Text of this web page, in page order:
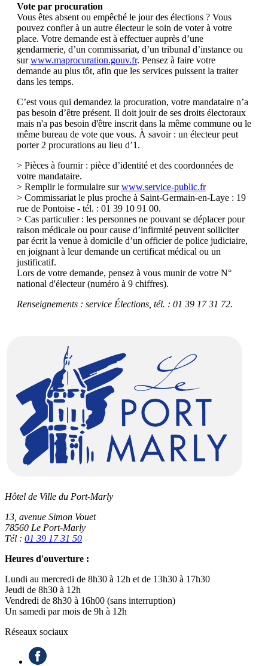
Vote par procuration
Vous êtes absent ou empêché le jour des élections ? Vous
pouvez confier à un autre électeur le soin de voter à votre
place. Votre demande est à effectuer auprès d’une
gendarmerie, d’un commissariat, d’un tribunal d’instance ou
surwww.maprocuration.gouv.fr. Pensez à faire votre
demande au plus tôt, afin que les services puissent la traiter
dans les temps.
C’est vous qui demandez la procuration, votre mandataire n’a
pas besoin d’être présent. Il doit jouir de ses droits électoraux
mais n'a pas besoin d'être inscrit dans la même commune ou le
même bureau de vote que vous. À savoir : un électeur peut
porter 2 procurations au lieu d’1.
> Pièces à fournir : pièce d’identité et des coordonnées de
votre mandataire.
> Remplir le formulaire surwww.service-public.fr
> Commissariat le plus proche à Saint-Germain-en-Laye : 19
rue de Pontoise - tél. : 01 39 10 91 00.
> Cas particulier : les personnes ne pouvant se déplacer pour
raison médicale ou pour cause d’infirmité peuvent solliciter
par écrit la venue à domicile d’un officier de police judiciaire,
en joignant à leur demande un certificat médical ou un
justificatif.
Lors de votre demande, pensez à vous munir de votre N°
national d'électeur (numéro à 9 chiffres).
Renseignements : service Élections, tél. : 01 39 17 31 72.
Hôtel de Ville du Port-Marly
13, avenue Simon Vouet
78560 Le Port-Marly
Tél : 01 39 17 31 50
Heures d'ouverture :
Lundi au mercredi de 8h30 à 12h et de 13h30 à 17h30
Jeudi de 8h30 à 12h
Vendredi de 8h30 à 16h00 (sans interruption)
Un samedi par mois de 9h à 12h
Réseaux sociaux